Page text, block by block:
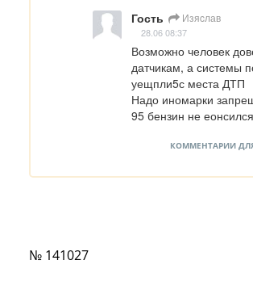
Гость Изяcлав
28.06 08:37
Возможно человек
датчикам, а системы
уещпли5с места ДТП
Надо иномарки
95 бензин не
КОММЕНТАРИИ
№ 141027